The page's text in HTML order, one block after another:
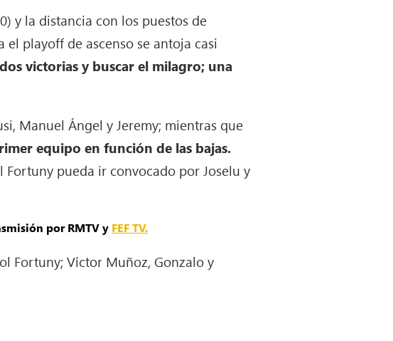
y la distancia con los puestos de
playoff de ascenso se antoja casi
victorias y buscar el milagro; una
Manuel Ángel y Jeremy; mientras que
equipo en función de las bajas.
Fortuny pueda ir convocado por Joselu y
por RMTV y FEF TV.
Fortuny; Víctor Muñoz, Gonzalo y